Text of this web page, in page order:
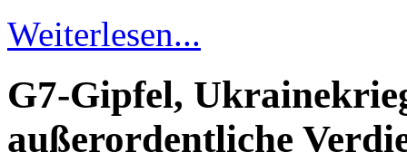
Weiterlesen...
G7-Gipfel,
außerordentliche